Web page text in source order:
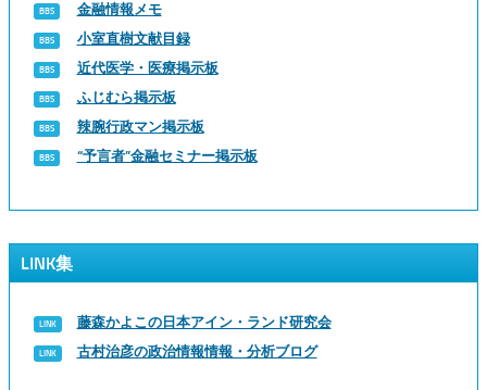
金融情報メモ
小室直樹文献目録
近代医学・医療掲示板
ふじむら掲示板
辣腕行政マン掲示板
“予言者”金融セミナー掲示板
LINK集
藤森かよこの日本アイン・ランド研究会
古村治彦の政治情報情報・分析ブログ